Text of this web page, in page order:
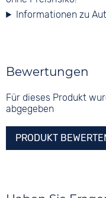
Informationen zu
Bewertungen
Für dieses Produkt
abgegeben
PRODUKT